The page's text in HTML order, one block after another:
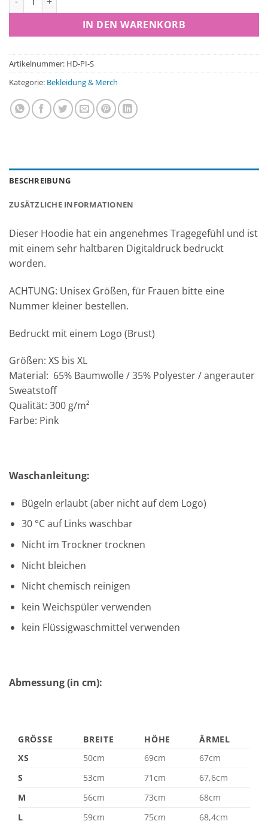
IN DEN WARENKORB
Artikelnummer: HD-PI-S
Kategorie: Bekleidung & Merch
BESCHREIBUNG
ZUSÄTZLICHE INFORMATIONEN
Dieser Hoodie hat ein angenehmes Tragegefühl und ist
mit einem sehr haltbaren Digitaldruck bedruckt
worden.
ACHTUNG: Unisex Größen, für Frauen bitte eine
Nummer kleiner bestellen.
Bedruckt mit einem Logo (Brust)
Größen: XS bis XL
Material: 65% Baumwolle / 35% Polyester / angerauter
Sweatstoff
Qualität: 300 g/m²
Farbe: Pink
Waschanleitung:
Bügeln erlaubt (aber nicht auf dem Logo)
30 °C auf Links waschbar
Nicht im Trockner trocknen
Nicht bleichen
Nicht chemisch reinigen
kein Weichspüler verwenden
kein Flüssigwaschmittel verwenden
Abmessung (in cm):
GRÖSSE BREITE HÖHE
ÄRMEL
XS
50cm 69cm
67cm
S
53cm 71cm
67,6cm
M
56cm 73cm
68cm
L
59cm 75cm
68,4cm